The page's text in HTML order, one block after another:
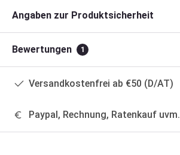
Angaben zur Produktsicherheit
Bewertungen 1
Versandkostenfrei ab €50 (D/AT)
Paypal, Rechnung, Ratenkauf uvm.